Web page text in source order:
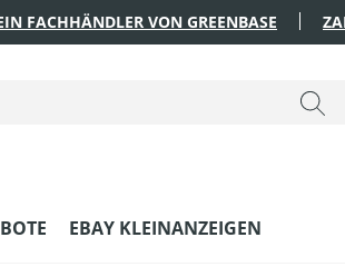
FACHHÄNDLER VON GREENBASE
EBAY KLEINANZEIGEN